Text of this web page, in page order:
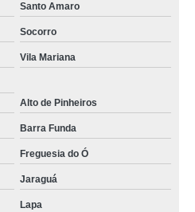
Santo Amaro
Socorro
Vila Mariana
Alto de Pinheiros
Barra Funda
Freguesia do Ó
Jaraguá
Lapa